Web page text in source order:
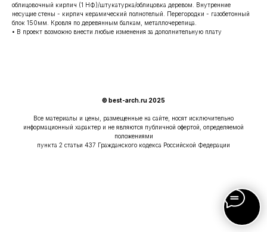
облицовочный кирпич (1 НФ)/штукатурка/облицовка деревом. Внутренние
несущие стены - кирпич керамический полнотелый. Перегородки - газобетонный
блок 150мм. Кровля по деревянным балкам, металлочерепица.
• В проект возможно внести любые изменения за дополнительную плату
© best-arch.ru 2025
Все материалы и цены, размещенные на сайте, носят исключительно
информационный характер и не являются публичной офертой, определяемой
положениями
пункта 2 статьи 437 Гражданского кодекса Российской Федерации